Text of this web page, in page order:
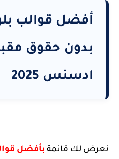
أفضل قوالب
بدون حقوق
ادسنس 2025
نعرض لك قائمة بأفضل